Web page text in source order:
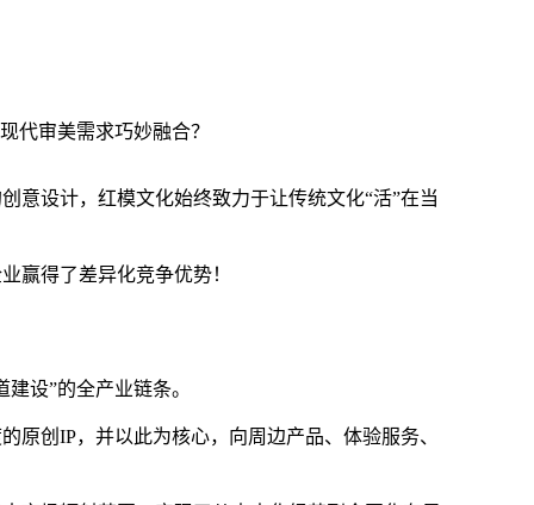
代审美需求巧妙融合？
意设计，红模文化始终致力于让传统文化“活”在当
赢得了差异化竞争优势！
设”的全产业链条。
原创IP，并以此为核心，向周边产品、体验服务、